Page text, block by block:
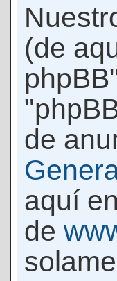
(de
de
aquí
de